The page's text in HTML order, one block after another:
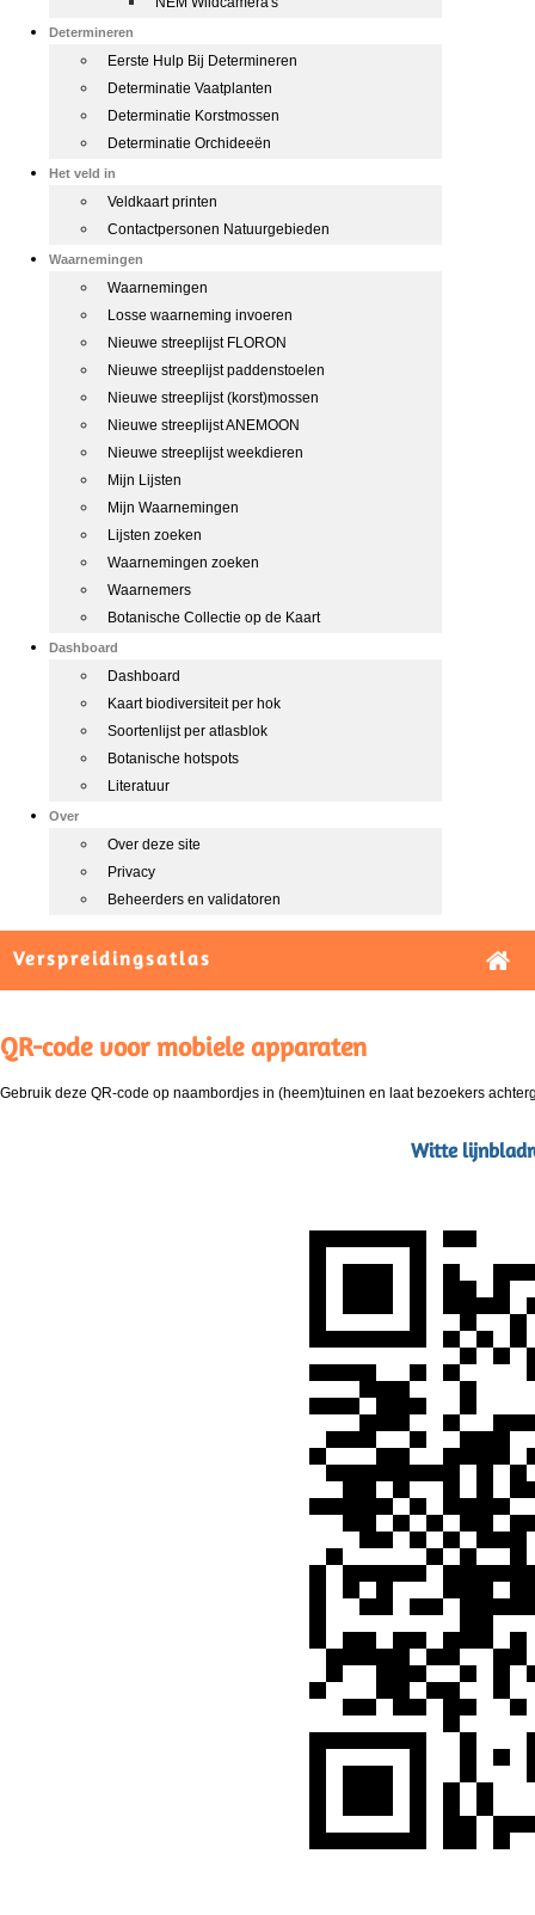
Determineren
Eerste Hulp Bij Determineren
Determinatie Vaatplanten
Determinatie Korstmossen
Determinatie Orchideeën
Het veld in
Veldkaart printen
Contactpersonen Natuurgebieden
Waarnemingen
Waarnemingen
Losse waarneming invoeren
Nieuwe streeplijst FLORON
Nieuwe streeplijst paddenstoelen
Nieuwe streeplijst (korst)mossen
Nieuwe streeplijst ANEMOON
Nieuwe streeplijst weekdieren
Mijn Lijsten
Mijn Waarnemingen
Lijsten zoeken
Waarnemingen zoeken
Waarnemers
Botanische Collectie op de Kaart
Dashboard
Dashboard
Kaart biodiversiteit per hok
Soortenlijst per atlasblok
Botanische hotspots
Literatuur
Over
Over deze site
Privacy
Beheerders en validatoren
Verspreidingsatlas
QR-code voor mobiele apparaten
Gebruik deze QR-code op naambordjes in (heem)tuinen en laat bezoekers
Witte